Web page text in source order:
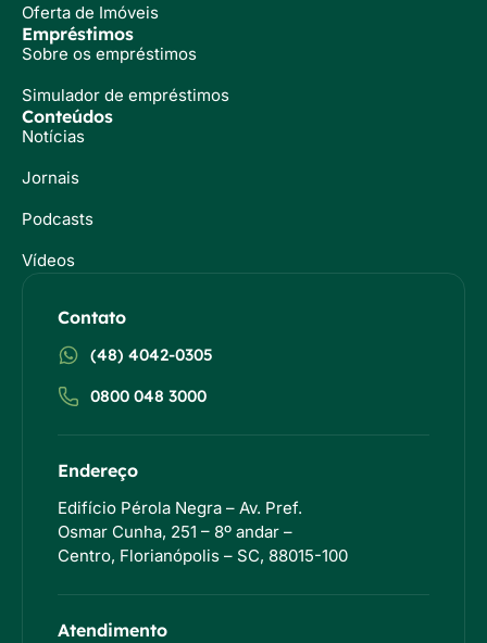
Oferta de Imóveis
Empréstimos
Sobre os empréstimos
Simulador de empréstimos
Conteúdos
Notícias
Jornais
Podcasts
Vídeos
Contato
(48) 4042-0305
0800 048 3000
Endereço
Edifício Pérola Negra – Av. Pref.
Osmar Cunha, 251 – 8º andar –
Centro, Florianópolis – SC, 88015-100
Atendimento